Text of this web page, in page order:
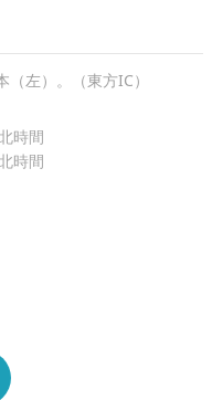
左）。（東方IC）
時間
時間